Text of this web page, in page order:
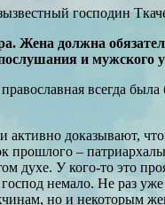
господин
Жена должна
и мужского
всегда
доказывают,
прошлого –
духе. У кого-то это
немало. Не раз
но и некоторым